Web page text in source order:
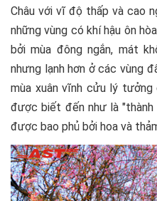
Châu với vĩ độ thấp và cao
những vùng có khí hậu ôn
bởi mùa đông ngắn, mát
nhưng lạnh hơn ở các vùng
mùa xuân vĩnh cửu lý tưởng
được biết đến như là "thành
được bao phủ bởi hoa và